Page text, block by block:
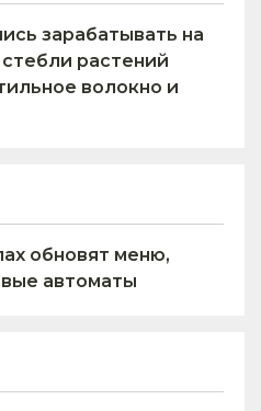
зарабатывать на
растений
волокно и
обновят меню,
автоматы